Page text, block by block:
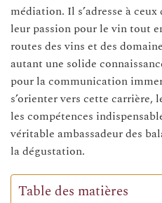
médiation. Il s’adresse à
leur passion pour le vin tout
routes des vins et des
autant une solide
pour la communication
s’orienter vers cette carrière,
les compétences
véritable ambassadeur des
la dégustation.
Table des matières